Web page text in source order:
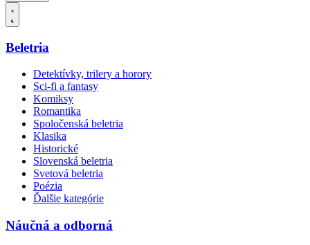
Beletria
Detektívky, trilery a horory
Sci-fi a fantasy
Komiksy
Romantika
Spoločenská beletria
Klasika
Historické
Slovenská beletria
Svetová beletria
Poézia
Ďalšie kategórie
Náučná a odborná